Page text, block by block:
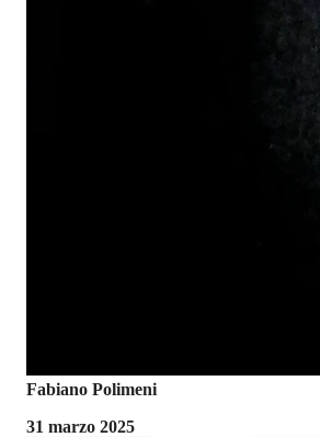
Fabiano Polimeni
31 marzo 2025